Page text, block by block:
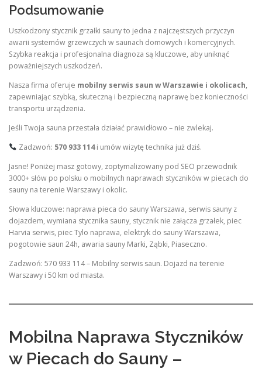
Podsumowanie
Uszkodzony stycznik grzałki sauny to jedna z najczęstszych przyczyn
awarii systemów grzewczych w saunach domowych i komercyjnych.
Szybka reakcja i profesjonalna diagnoza są kluczowe, aby uniknąć
poważniejszych uszkodzeń.
Nasza firma oferuje mobilny serwis saun w Warszawie i okolicach,
zapewniając szybką, skuteczną i bezpieczną naprawę bez konieczności
transportu urządzenia.
Jeśli Twoja sauna przestała działać prawidłowo – nie zwlekaj.
Zadzwoń: 570 933 114i umów wizytę technika już dziś.
Jasne! Poniżej masz gotowy, zoptymalizowany pod SEO przewodnik
3000+ słów po polsku o mobilnych naprawach styczników w piecach do
sauny na terenie Warszawy i okolic.
Słowa kluczowe: naprawa pieca do sauny Warszawa, serwis sauny z
dojazdem, wymiana stycznika sauny, stycznik nie załącza grzałek, piec
Harvia serwis, piec Tylo naprawa, elektryk do sauny Warszawa,
pogotowie saun 24h, awaria sauny Marki, Ząbki, Piaseczno.
Zadzwoń: 570 933 114 – Mobilny serwis saun. Dojazd na terenie
Warszawy i 50 km od miasta.
Mobilna Naprawa Styczników
w Piecach do Sauny –